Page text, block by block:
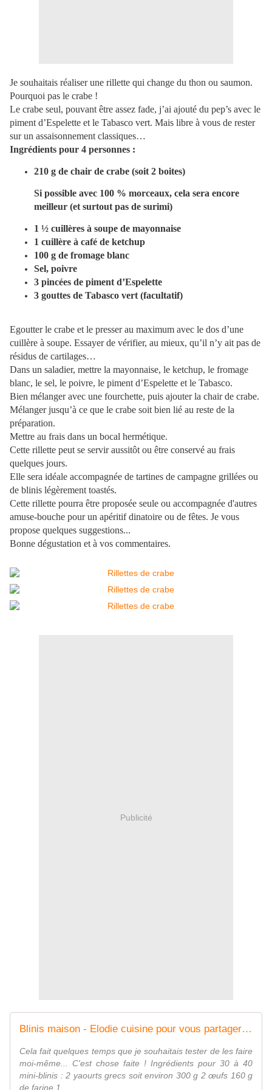
Je souhaitais réaliser une rillette qui change du thon ou saumon.
Pourquoi pas le crabe !
Le crabe seul, pouvant être assez fade, j’ai ajouté du pep’s avec le
piment d’Espelette et le Tabasco vert. Mais libre à vous de rester
sur un assaisonnement classiques…
Ingrédients pour 4 personnes :
210 g de chair de crabe (soit 2 boites)
Si possible avec 100 % morceaux, cela sera encore
meilleur (et surtout pas de surimi)
1 ½ cuillères à soupe de mayonnaise
1 cuillère à café de ketchup
100 g de fromage blanc
Sel, poivre
3 pincées de piment d’Espelette
3 gouttes de Tabasco vert (facultatif)
Egoutter le crabe et le presser au maximum avec le dos d’une
cuillère à soupe. Essayer de vérifier, au mieux, qu’il n’y ait pas de
résidus de cartilages…
Dans un saladier, mettre la mayonnaise, le ketchup, le fromage
blanc, le sel, le poivre, le piment d’Espelette et le Tabasco.
Bien mélanger avec une fourchette, puis ajouter la chair de crabe.
Mélanger jusqu’à ce que le crabe soit bien lié au reste de la
préparation.
Mettre au frais dans un bocal hermétique.
Cette rillette peut se servir aussitôt ou être conservé au frais
quelques jours.
Elle sera idéale accompagnée de tartines de campagne grillées ou
de blinis légèrement toastés.
Cette rillette pourra être proposée seule ou accompagnée d'autres
amuse-bouche pour un apéritif dinatoire ou de fêtes. Je vous
propose quelques suggestions...
Bonne dégustation et à vos commentaires.
Publicité
Blinis maison - Elodie cuisine pour vous partager sa passion...
Cela fait quelques temps que je souhaitais tester de les faire
moi-même... C'est chose faite ! Ingrédients pour 30 à 40
mini-blinis : 2 yaourts grecs soit environ 300 g 2 œufs 160 g
de farine 1...